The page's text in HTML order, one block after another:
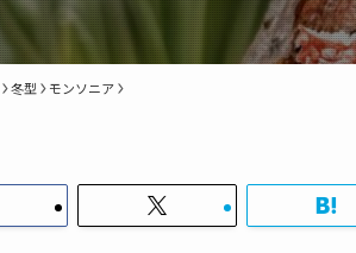
冬型 モンソニア